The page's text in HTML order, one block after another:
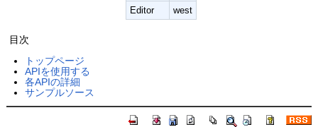
Editor
west
目次
トップページ
APIを使用する
各APIの詳細
サンプルソース